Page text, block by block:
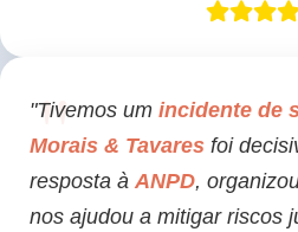
"Tivemos um incidente de
Morais & Tavares foi
resposta à ANPD,
nos ajudou a mitigar riscos